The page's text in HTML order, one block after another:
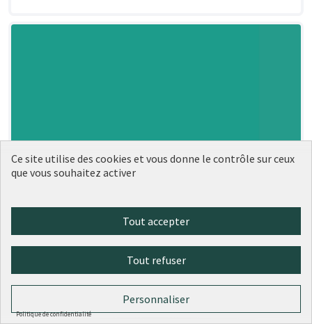
Ce site utilise des cookies et vous donne le contrôle sur ceux
que vous souhaitez activer
Tout accepter
Tout refuser
Personnaliser
Politique de confidentialité